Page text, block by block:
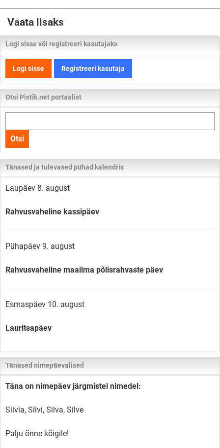
Vaata lisaks
Logi sisse või registreeri kasutajaks
Logi sisse Registreeri kasutaja
Otsi Pistik.net portaalist
kogu
lehelt
Otsi
Tänased ja tulevased pühad kalendris
Laupäev 8. august
Rahvusvaheline kassipäev
Pühapäev 9. august
Rahvusvaheline maailma põlisrahvaste päev
Esmaspäev 10. august
Lauritsapäev
Tänased nimepäevalised
Täna on nimepäev järgmistel nimedel:
Silvia, Silvi, Silva, Silve
Palju õnne kõigile!